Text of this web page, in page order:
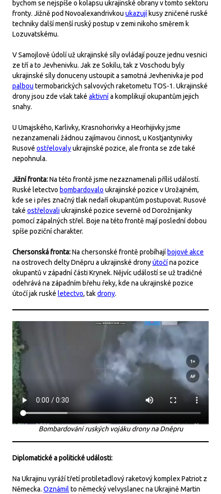
bychom se nejspíše o kolapsu ukrajinské obrany v tomto sektoru
fronty. Jižně pod Novoalexandrivkou ukazujíkusy zničené ruské
techniky další menší ruský postup v zemi nikoho směrem k
Lozuvatskému.
V Samojlově údolí už ukrajinské síly ovládají pouze jednu vesnici
ze tří a to Jevhenivku. Jak ze Sokilu, tak z Voschodu byly
ukrajinské síly donuceny ustoupit a samotná Jevhenivka je pod
palbou termobarických salvových raketometu TOS-1. Ukrajinské
drony jsou zde však také aktivnía komplikují okupantům jejich
snahy.
U Umajského, Karlivky, Krasnohorivky a Heorhijivky jsme
nezanzamenali žádnou zajímavou činnost, u Kostjantynivky
Rusové ostřelovalyukrajinské pozice, ale fronta se zde také
nepohnula.
Jižní fronta:Na této frontě jsme nezaznamenali příliš událostí.
Ruské letectvo bombardovalo ukrajinské pozice v Urožajném,
kde se i přes značný tlak nedaří okupantům postupovat. Rusové
také ostřelovaliukrajinské pozice severně od Dorožnijanky
pomocí zápalných střel. Boje na této frontě mají poslední dobou
spíše poziční charakter.
Chersonská fronta:Na chersonské frontě probíhajíbojové akce
na ostrovech delty Dněpru a ukrajinské dronyútočína pozice
okupantů v západní části Krynek. Nějvíc událostí se už tradičné
odehrává na západním břehu řeky, kde na ukrajinské pozice
útočí jak ruské letectvo, takdrony.
Bombardování ruských vojáku drony na Dněpru
Diplomatické a politické události:
Na Ukrajinu vyráží třetí protiletadlový raketový komplex Patriot z
Německa. Oznámil to německý velvyslanec na Ukrajině Martin